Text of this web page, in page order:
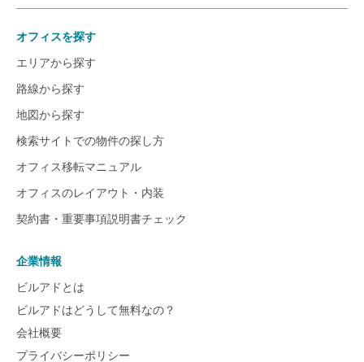
オフィスを探す
エリアから探す
路線から探す
地図から探す
検索サイトでの物件の探し方
オフィス移転マニュアル
オフィスのレイアウト・内装
契約書・重要事項説明書チェック
企業情報
ビルアドとは
ビルアドはどうして無料なの？
会社概要
プライバシーポリシー